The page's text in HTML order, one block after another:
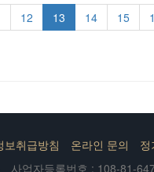
12 13 14 15
보취급방침 온라인 문의 정
사업자등록번호 : 108-81-